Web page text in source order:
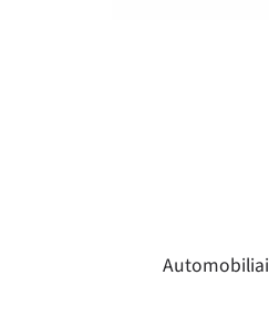
Automobiliai